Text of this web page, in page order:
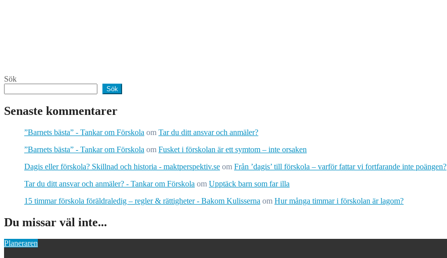
Sök
Sök
Senaste kommentarer
”Barnets bästa” - Tankar om Förskola om Tar du ditt ansvar och anmäler?
”Barnets bästa” - Tankar om Förskola om Fusket i förskolan är ett symtom – inte orsaken
Dagis eller förskola? Skillnad och historia - maktperspektiv.se om Från ’dagis’ till förskola – varför fattar vi fortfarande inte poängen?
Tar du ditt ansvar och anmäler? - Tankar om Förskola om Upptäck barn som far illa
15 timmar förskola föräldraledig – regler & rättigheter - Bakom Kulisserna om Hur många timmar i förskolan är lagom?
Du missar väl inte...
Planeraren